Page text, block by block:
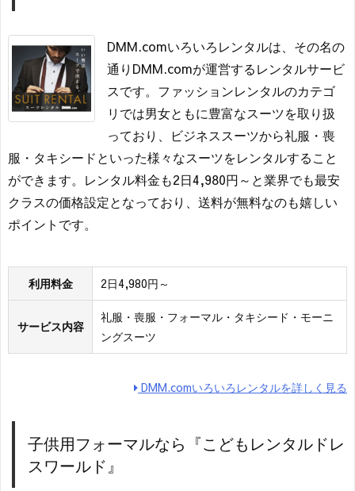
DMM.comいろいろレンタルは、その名の
通りDMM.comが運営するレンタルサービ
スです。ファッションレンタルのカテゴ
リでは男女ともに豊富なスーツを取り扱
っており、ビジネススーツから礼服・喪
服・タキシードといった様々なスーツをレンタルすること
ができます。レンタル料金も2日4,980円～と業界でも最安
クラスの価格設定となっており、送料が無料なのも嬉しい
ポイントです。
利用料金 2日4,980円～
サービス内容
礼服・喪服・フォーマル・タキシード・モーニ
ングスーツ
DMM.comいろいろレンタルを詳しく見る
子供用フォーマルなら『こどもレンタルドレ
スワールド』